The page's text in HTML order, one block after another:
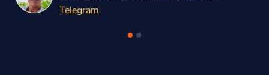
ВКонтакте